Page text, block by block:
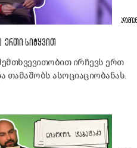
ᲔᲠᲗᲘ ᲡᲘᲢᲧᲕᲘᲗ
ირჩევს ერთ
თამაშობს ასოციაციობანას.